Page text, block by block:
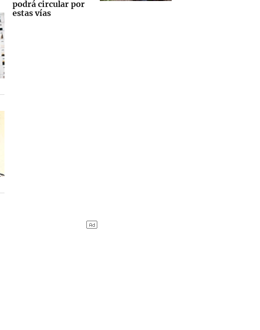
podrá circular por
estas vías